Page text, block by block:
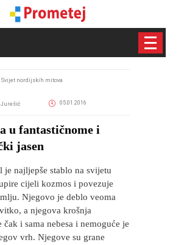
Svijet nordijskih mitova
Jurešić 05.01.2016
u fantastičnome i
jasen
je najljepše stablo na svijetu
cijeli kozmos i povezuje
Njegovo je deblo veoma
a njegova krošnja
čak i sama nebesa i nemoguće je
vrh. Njegove su grane